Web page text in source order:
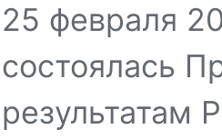
25 февраля
состоялась
результатам